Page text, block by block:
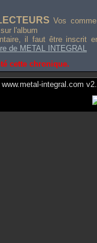
Vos
l'album
il faut être inscrit
de METAL INTEGRAL
cette chronique.
integral.com